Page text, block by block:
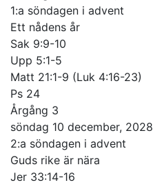
1:a söndagen i advent
Ett nådens år
Sak 9:9-10
Upp 5:1-5
Matt 21:1-9 (Luk 4:16-23)
Ps 24
Årgång 3
söndag 10 december, 2028
2:a söndagen i advent
Guds rike är nära
Jer 33:14-16